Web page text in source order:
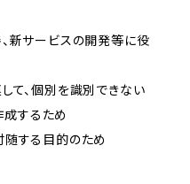
、新サービスの開発等に役
して、個別を識別できない
するため
随する目的のため